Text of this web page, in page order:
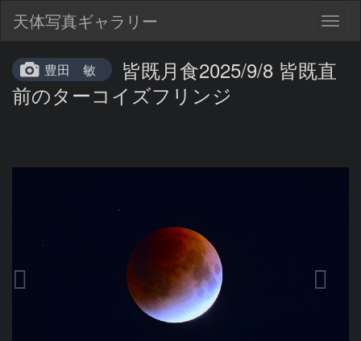
天体写真ギャラリー
豊田 敏
皆既月食2025/9/8 皆既直
前のターコイズフリンジ